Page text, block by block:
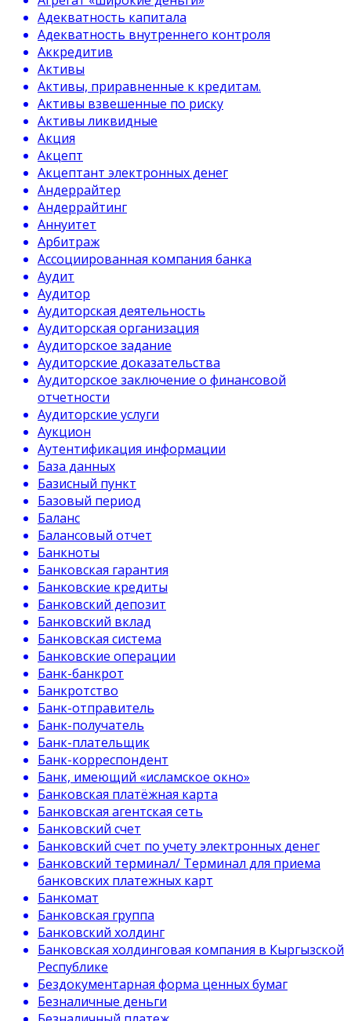
Адекватность капитала
Адекватность внутреннего контроля
Аккредитив
Активы
Активы, приравненные к кредитам.
Активы взвешенные по риску
Активы ликвидные
Акция
Акцепт
Акцептант электронных денег
Андеррайтер
Андеррайтинг
Аннуитет
Арбитраж
Ассоциированная компания банка
Аудит
Аудитор
Аудиторская деятельность
Аудиторская организация
Аудиторское задание
Аудиторские доказательства
Аудиторское заключение о финансовой
отчетности
Аудиторские услуги
Аукцион
Аутентификация информации
База данных
Базисный пункт
Базовый период
Баланс
Балансовый отчет
Банкноты
Банковская гарантия
Банковские кредиты
Банковский депозит
Банковский вклад
Банковская система
Банковские операции
Банк-банкрот
Банкротство
Банк-отправитель
Банк-получатель
Банк-плательщик
Банк-корреспондент
Банк, имеющий «исламское окно»
Банковская платёжная карта
Банковская агентская сеть
Банковский счет
Банковский счет по учету электронных денег
Банковский терминал/ Терминал для приема
банковских платежных карт
Банкомат
Банковская группа
Банковский холдинг
Банковская холдинговая компания в Кыргызской
Республике
Бездокументарная форма ценных бумаг
Безналичные деньги